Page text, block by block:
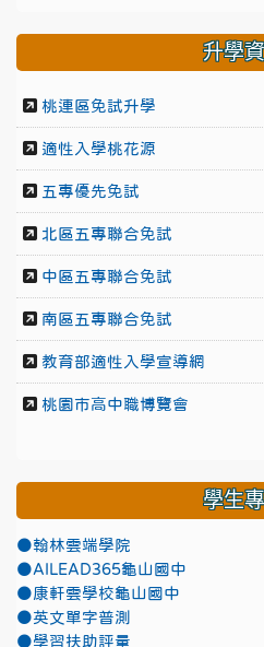
升學
桃連區免試升學
適性入學桃花源
五專優先免試
北區五專聯合免試
中區五專聯合免試
南區五專聯合免試
教育部適性入學宣導網
桃園市高中職博覽會
學生
●翰林雲端學院
●AILEAD365龜山國中
●康軒雲學校龜山國中
●英文單字普測
●學習扶助評量